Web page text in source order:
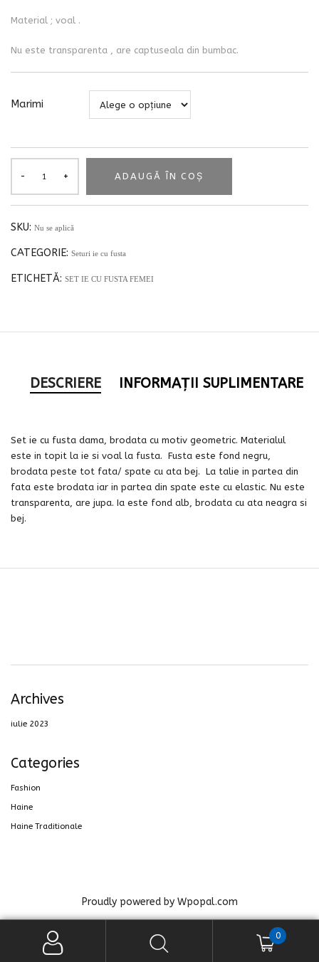
Material ; voal .
Nu este transparenta , are captuseala din bumbac.
Marimi
ADAUGĂ ÎN COȘ
SKU: Nu se aplică
CATEGORIE: Seturi ie cu fusta
ETICHETĂ: SET IE CU FUSTA FEMEI
DESCRIERE INFORMAȚII SUPLIMENTARE
Set ie cu fusta dama, brodata cu motiv geometric. Materialul
este in topit la ie si voal la fusta. Fusta este fond negru,
brodata peste tot fata/ spate cu ata bej. La talie in partea din
fata este brodata iar in partea din spate este cu elastic. Nu este
transparenta, are jupa. Ia este fond alb, brodata cu ata neagra si
bej.
Archives
iulie 2023
Categories
Fashion
Haine
Haine Traditionale
Proudly powered by Wpopal.com
0